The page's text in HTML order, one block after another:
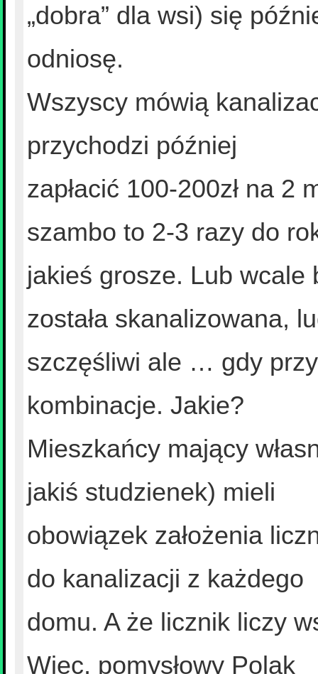
„dobra” dla wsi) się
odniosę.
Wszyscy mówią
przychodzi później
zapłacić 100-200zł na 2
szambo to 2-3 razy do
jakieś grosze. Lub
została skanalizowana,
szczęśliwi ale … gdy
kombinacje. Jakie?
Mieszkańcy mający
jakiś studzienek) mieli
obowiązek założenia
do kanalizacji z każdego
domu. A że licznik liczy
Wiec, pomysłowy Polak